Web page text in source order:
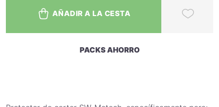
AÑADIR A LA CESTA
PACKS AHORRO